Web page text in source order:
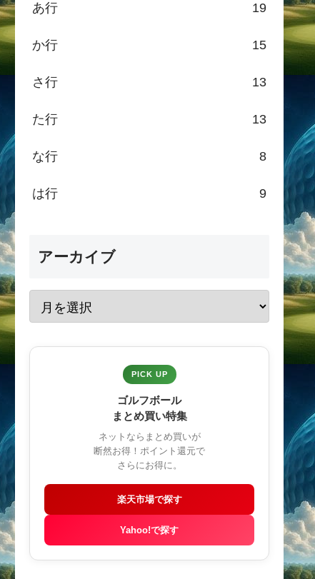
あ行 19
か行 15
さ行 13
た行 13
な行 8
は行 9
アーカイブ
PICK UP
ゴルフボール
まとめ買い特集
ネットならまとめ買いが
断然お得！ポイント還元で
さらにお得に。
楽天市場で探す
Yahoo!で探す